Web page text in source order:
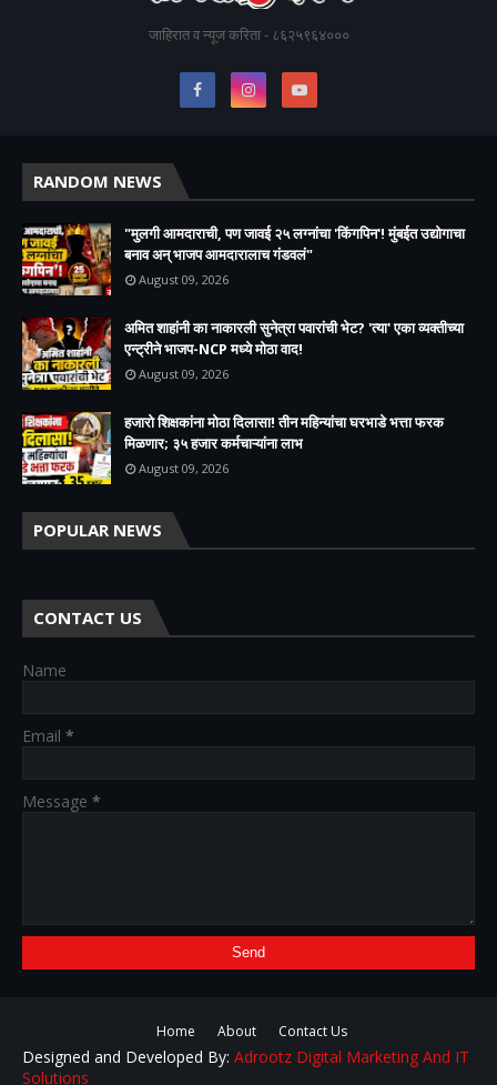
जाहिरात व न्यूज करिता - ८६२५९६४०००
RANDOM NEWS
"मुलगी आमदाराची, पण जावई २५ लग्नांचा 'किंगपिन'! मुंबईत उद्योगाचा
बनाव अन् भाजप आमदारालाच गंडवलं"
August 09, 2026
अमित शाहांनी का नाकारली सुनेत्रा पवारांची भेट? 'त्या' एका व्यक्तीच्या
एन्ट्रीने भाजप-NCP मध्ये मोठा वाद!
August 09, 2026
हजारो शिक्षकांना मोठा दिलासा! तीन महिन्यांचा घरभाडे भत्ता फरक
मिळणार; ३५ हजार कर्मचाऱ्यांना लाभ
August 09, 2026
POPULAR NEWS
CONTACT US
Name
Email *
Message *
Home About Contact Us
Designed and Developed By: Adrootz Digital Marketing And IT
Solutions